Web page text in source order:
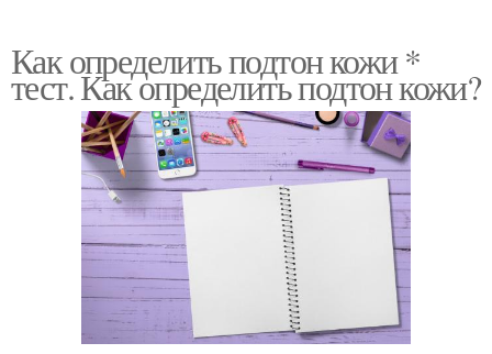
Как определить подтон кожи *
тест. Как определить подтон кожи?